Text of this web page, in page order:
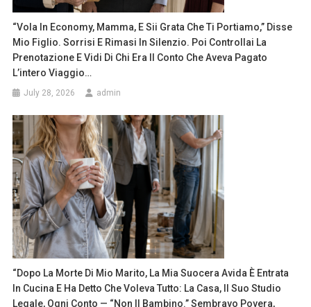
“Vola In Economy, Mamma, E Sii Grata Che Ti Portiamo,” Disse
Mio Figlio. Sorrisi E Rimasi In Silenzio. Poi Controllai La
Prenotazione E Vidi Di Chi Era Il Conto Che Aveva Pagato
L’intero Viaggio…
July 28, 2026 admin
“Dopo La Morte Di Mio Marito, La Mia Suocera Avida È Entrata
In Cucina E Ha Detto Che Voleva Tutto: La Casa, Il Suo Studio
Legale, Ogni Conto — “non Il Bambino.” Sembravo Povera,